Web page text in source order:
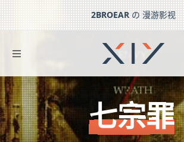
2BROEARの 漫游影视
七宗罪
下一篇：心理罪之城市之光
七宗罪